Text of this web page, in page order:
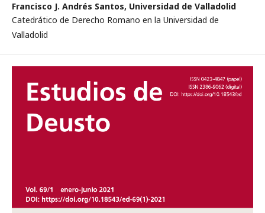
Francisco J. Andrés Santos, Universidad de Valladolid
Catedrático de Derecho Romano en la Universidad de
Valladolid